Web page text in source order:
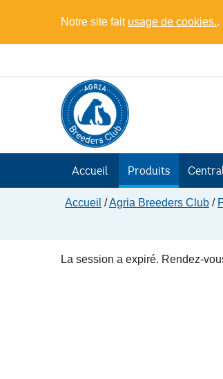
Notre site fait usage de cookies..
Accueil Produits
Accueil /Agria Breeders Club /
La session a expiré. Rendez-